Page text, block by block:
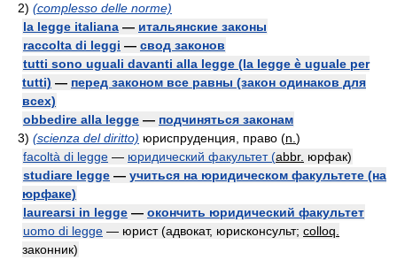
2) (complesso delle norme)
la legge italiana — итальянские законы
raccolta di leggi — свод законов
tutti sono uguali davanti alla legge (la legge è uguale per
tutti) — перед законом все равны (закон одинаков для
всех)
obbedire alla legge — подчиняться законам
3) (scienza del diritto) юриспруденция, право (n. )
facoltà di legge — юридический факультет (abbr. юрфак)
studiare legge — учиться на юридическом факультете (на
юрфаке)
laurearsi in legge — окончить юридический факультет
uomo di legge — юрист (адвокат, юрисконсульт; colloq.
законник)